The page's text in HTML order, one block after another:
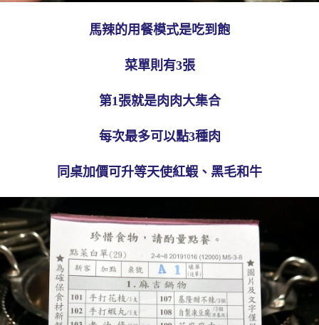
馬辣的用餐模式是吃到飽
菜單則有3張
第1張就是肉肉大集合
每次最多可以點3種肉
同桌加價可升等天使紅蝦、黑毛和牛